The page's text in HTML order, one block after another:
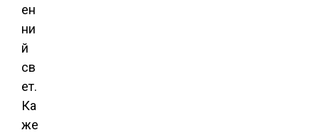
ен
ни
й
св
ет.
Ка
же